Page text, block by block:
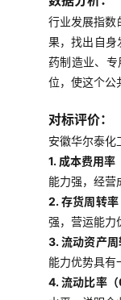
行业发展指数
果，找出自身
药制造业、
位，使这个公
对标评价：
安徽华尔泰化
1. 成本费用率
能力强，经营
2. 存货周转
强，营运能力
3. 流动资产周
能力优势具有
4. 流动比率